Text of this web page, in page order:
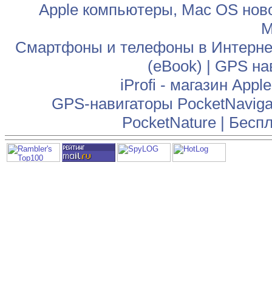
Apple компьютеры, Mac OS
Смартфоны и телефоны в
(eBook) | GPS
iProfi - магазин
GPS-навигаторы
PocketNature|